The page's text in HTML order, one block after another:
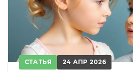
СТАТЬЯ 24 АПР 2026